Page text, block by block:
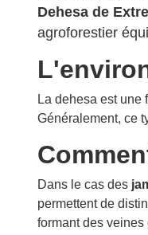
Dehesa de
agroforestier
La dehesa est une
Généralement, ce
Dans le cas des
permettent de
formant des